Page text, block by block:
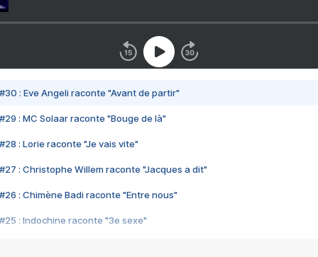
#30 : Eve Angeli raconte "Avant de partir"
#29 : MC Solaar raconte "Bouge de là"
#28 : Lorie raconte "Je vais vite"
#27 : Christophe Willem raconte "Jacques a dit"
#26 : Chimène Badi raconte "Entre nous"
#25 : Indochine raconte "3e sexe"